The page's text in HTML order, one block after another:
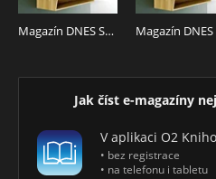
Magazín DNES SPECIÁL Severní Čechy - 7.8.2026
Jak číst e-magazíny
V aplikaci O2
• bez registrace
• na telefonu i tabletu